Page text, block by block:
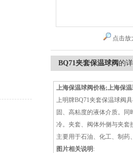
点击放
BQ71夹套保温球阀 的
上海保温球阀价格;上海保
上明牌BQ71夹套保温球阀
固、高粘度的液体介质。
冷。夹套、阀体外侧与夹套
主要用于石油、化工、制
图片相关说明 :